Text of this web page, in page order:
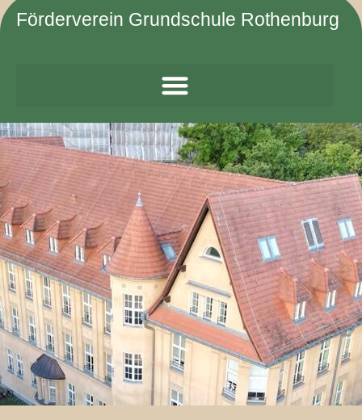
Zum
InhaltFörderverein Grundschule Rothenburg